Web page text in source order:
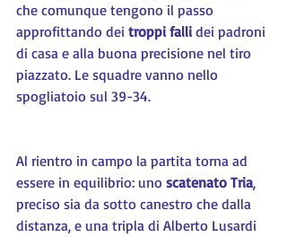
che comunque tengono il passo
approfittando dei troppi falli dei padroni
di casa e alla buona precisione nel tiro
piazzato. Le squadre vanno nello
spogliatoio sul 39-34.
Al rientro in campo la partita torna ad
essere in equilibrio: uno scatenato Tria,
preciso sia da sotto canestro che dalla
distanza, e una tripla di Alberto Lusardi